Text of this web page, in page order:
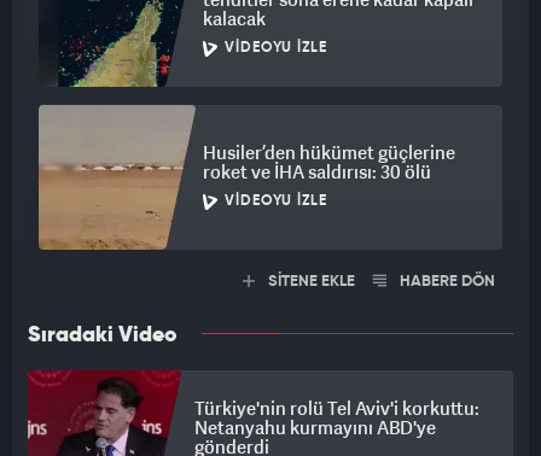
kalacak
VIDEOYU İZLE
Husiler’den hükümet güçlerine
roket ve İHA saldırısı: 30 ölü
VIDEOYU İZLE
SİTENE EKLE HABERE DÖN
Sıradaki Video
Türkiye'nin rolü Tel Aviv'i korkuttu:
Netanyahu kurmayını ABD'ye
gönderdi